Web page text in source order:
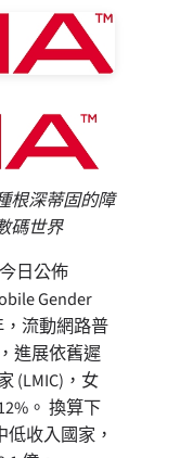
根深蒂固的障
碼世界
今日公佈
Gender
，流動網路普
進展依舊遲
(LMIC)，女
。 換算下
收入國家，